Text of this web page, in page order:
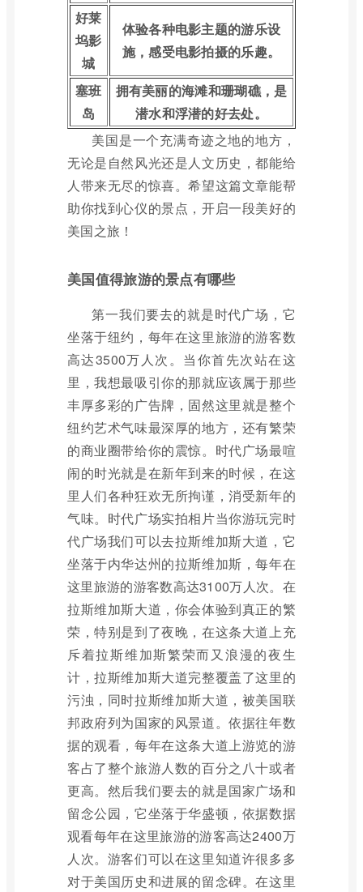
好莱
坞影
城
体验各种电影主题的游乐设
施，感受电影拍摄的乐趣。
塞班
岛
拥有美丽的海滩和珊瑚礁，是
潜水和浮潜的好去处。
美国是一个充满奇迹之地的地方，
无论是自然风光还是人文历史，都能给
人带来无尽的惊喜。希望这篇文章能帮
助你找到心仪的景点，开启一段美好的
美国之旅！
美国值得旅游的景点有哪些
第一我们要去的就是时代广场，它
坐落于纽约，每年在这里旅游的游客数
高达3500万人次。当你首先次站在这
里，我想最吸引你的那就应该属于那些
丰厚多彩的广告牌，固然这里就是整个
纽约艺术气味最深厚的地方，还有繁荣
的商业圈带给你的震惊。时代广场最喧
闹的时光就是在新年到来的时候，在这
里人们各种狂欢无所拘谨，消受新年的
气味。时代广场实拍相片当你游玩完时
代广场我们可以去拉斯维加斯大道，它
坐落于内华达州的拉斯维加斯，每年在
这里旅游的游客数高达3100万人次。在
拉斯维加斯大道，你会体验到真正的繁
荣，特别是到了夜晚，在这条大道上充
斥着拉斯维加斯繁荣而又浪漫的夜生
计，拉斯维加斯大道完整覆盖了这里的
污浊，同时拉斯维加斯大道，被美国联
邦政府列为国家的风景道。依据往年数
据的观看，每年在这条大道上游览的游
客占了整个旅游人数的百分之八十或者
更高。然后我们要去的就是国家广场和
留念公园，它坐落于华盛顿，依据数据
观看每年在这里旅游的游客高达2400万
人次。游客们可以在这里知道许很多多
对于美国历史和进展的留念碑。在这里